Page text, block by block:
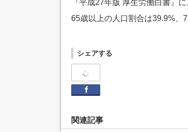
『平成27年版 厚生労働白書』
65歳以上の人口割合は39.9%、
シェアする
関連記事